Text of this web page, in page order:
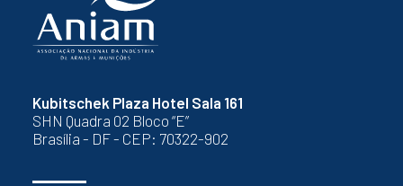
Kubitschek Plaza Hotel Sala 161
SHN Quadra 02 Bloco “E”
Brasília - DF - CEP: 70322-902